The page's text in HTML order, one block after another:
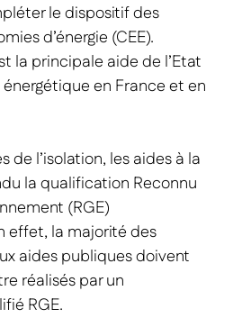
le dispositif des
d’énergie (CEE).
la principale aide de l’Etat
en France et en
de l’isolation, les aides à la
la qualification Reconnu
(RGE)
effet, la majorité des
aides publiques doivent
réalisés par un
RGE.